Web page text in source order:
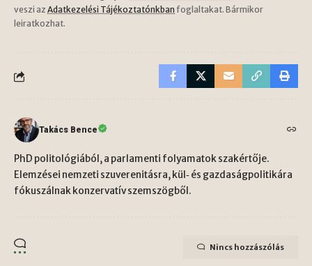
veszi az Adatkezelési Tájékoztatónkban foglaltakat. Bármikor
leiratkozhat.
Takács Bence
PhD politológiából, a parlamenti folyamatok szakértője.
Elemzései nemzeti szuverenitásra, kül‑ és gazdaságpolitikára
fókuszálnak konzervatív szemszögből.
Nincs hozzászólás